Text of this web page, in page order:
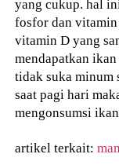
yang cukup. hal
fosfor dan vitamin
vitamin D yang
mendapatkan
tidak suka minum
saat pagi hari
mengonsumsi
artikel terkait: